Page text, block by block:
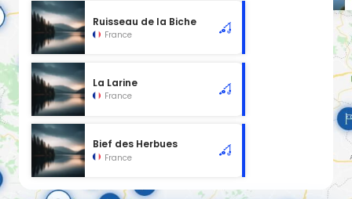
Ruisseau de la Biche
France
La Larine
France
Bief des Herbues
France